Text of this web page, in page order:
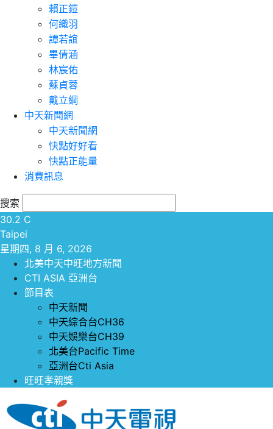
賴正鎧
何織羽
譚若誼
畢倩涵
林宸佑
蘇貞蓉
戴立綱
中天新聞網
中天新聞網
快點好好看
快點正能量
消費訊息
搜索
30.2 C
Taipei
星期四, 8 月 6, 2026
北美中天中旺地方新聞
CTI ASIA 亞洲台
節目表
中天新聞
中天綜合台CH36
中天娛樂台CH39
北美台Pacific Time
亞洲台Cti Asia
旺旺孝親獎